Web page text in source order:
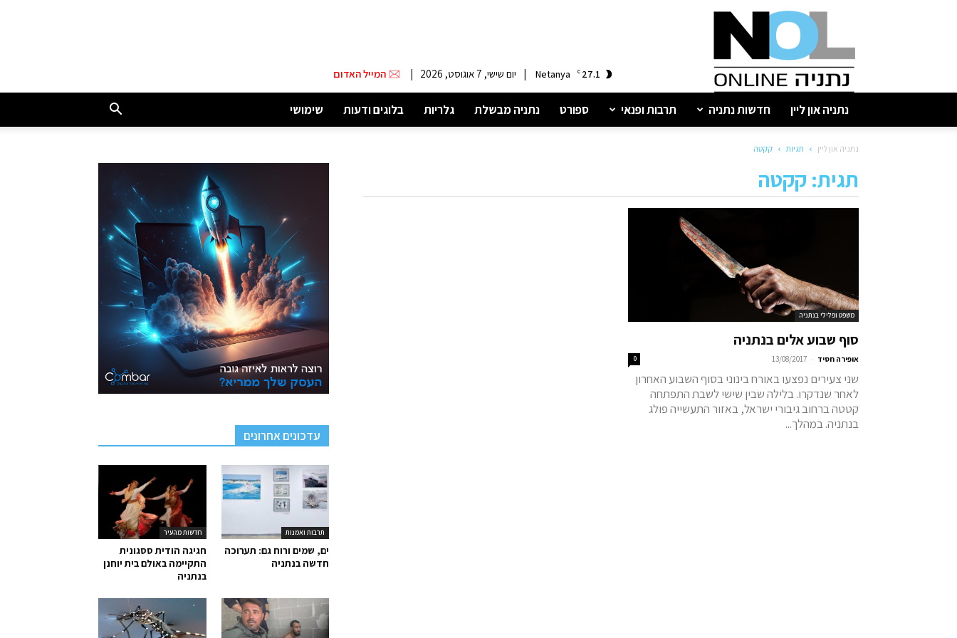
נתניה
27.1
C
Netanya
| יום שישי, 7 אוגוסט, 2026 | המייל האדום
נתניה און ליין חדשות נתניה תרבות ופנאי ספורט נתניה מבשלת גלריות בלוגים ודעות שימושי
נתניה און ליין תגיות קקטה
תגית: קקטה
משפט ופלילי בנתניה
סוף שבוע אלים בנתניה
אופירה חסיד -
13/08/2017
0
שני צעירים נפצעו באורח בינוני בסוף השבוע האחרון
לאחר שנדקרו. בלילה שבין שישי לשבת התפתחה
קטטה ברחוב גיבורי ישראל, באזור התעשייה פולג
בנתניה. במהלך...
עדכונים אחרונים
חדשות מהעיר
חגיגה הודית ססגונית
התקיימה באולם בית יוחנן
בנתניה
תרבות ואמנות
ים, שמים ורוח גם: תערוכה
חדשה בנתניה